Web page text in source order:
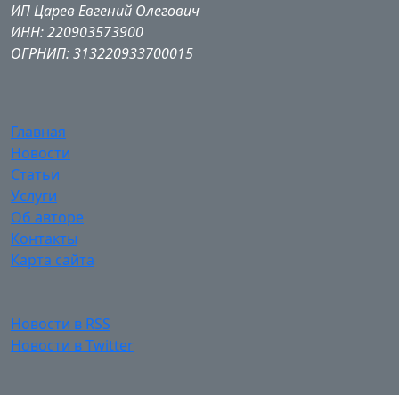
ИП Царев Евгений Олегович
ИНН: 220903573900
ОГРНИП: 313220933700015
Главная
Новости
Статьи
Услуги
Об авторе
Контакты
Карта сайта
Новости в RSS
Новости в Twitter